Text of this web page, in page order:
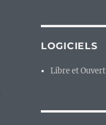
LOGICIELS
Libre et Ouvert